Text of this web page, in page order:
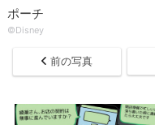
ポーチ
©Disney
前の写真